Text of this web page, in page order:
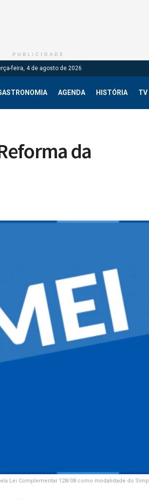
PUBLICIDADE
feira, 4 de agosto de 2026
AGENDA HISTÓRIA TV
da
Lei Complementar 128/08 como modalidade do